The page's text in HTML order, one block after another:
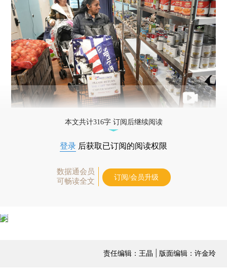
本文共计316字 订阅后继续阅读
登录 后获取已订阅的阅读权限
数据通会员
可畅读全文
订阅/会员升级
责任编辑：王晶 | 版面编辑：许金玲